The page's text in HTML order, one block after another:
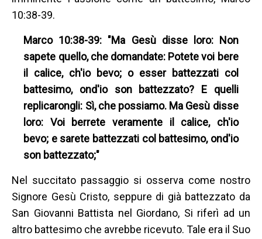
10:38-39.
Marco 10:38-39: "Ma Gesù disse loro: Non
sapete quello, che domandate: Potete voi bere
il calice, ch'io bevo; o esser battezzati col
battesimo, ond'io son battezzato? E quelli
replicarongli: Sì, che possiamo. Ma Gesù disse
loro: Voi berrete veramente il calice, ch'io
bevo; e sarete battezzati col battesimo, ond'io
son battezzato;"
Nel succitato passaggio si osserva come nostro
Signore Gesù Cristo, seppure di già battezzato da
San Giovanni Battista nel Giordano, Si riferì ad un
altro battesimo che avrebbe ricevuto. Tale era il Suo